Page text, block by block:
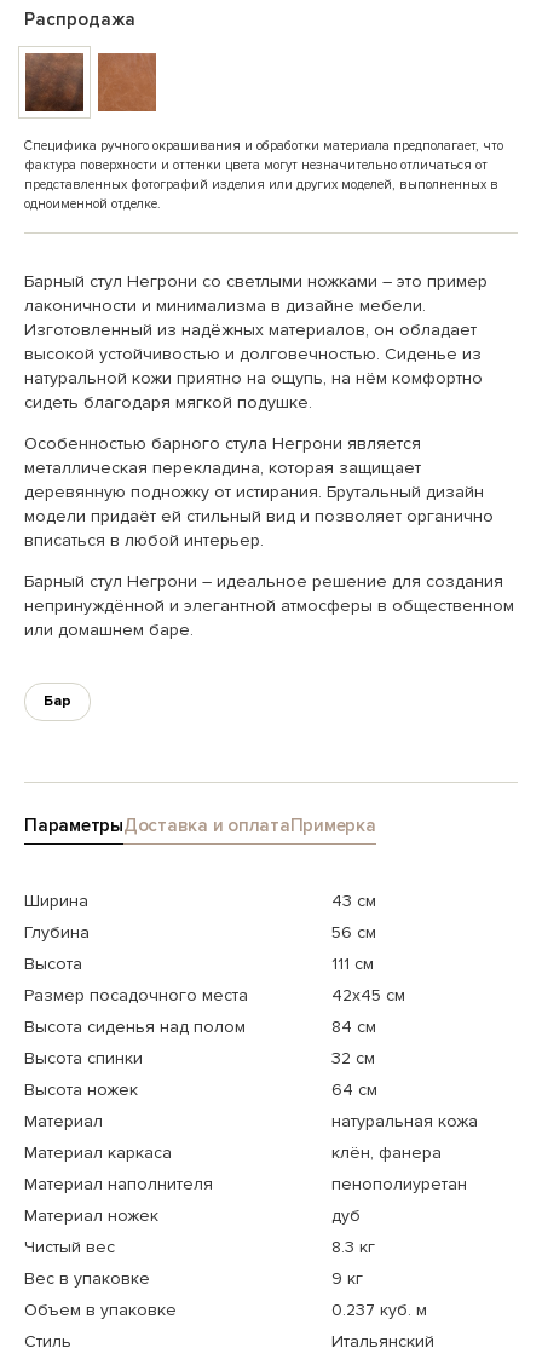
Распродажа
Специфика ручного окрашивания и обработки материала предполагает, что
фактура поверхности и оттенки цвета могут незначительно отличаться от
представленных фотографий изделия или других моделей, выполненных в
одноименной отделке.
Барный стул Негрони со светлыми ножками – это пример
лаконичности и минимализма в дизайне мебели.
Изготовленный из надёжных материалов, он обладает
высокой устойчивостью и долговечностью. Сиденье из
натуральной кожи приятно на ощупь, на нём комфортно
сидеть благодаря мягкой подушке.
Особенностью барного стула Негрони является
металлическая перекладина, которая защищает
деревянную подножку от истирания. Брутальный дизайн
модели придаёт ей стильный вид и позволяет органично
вписаться в любой интерьер.
Барный стул Негрони – идеальное решение для создания
непринуждённой и элегантной атмосферы в общественном
или домашнем баре.
Бар
ПараметрыДоставка и оплатаПримерка
Ширина
43 см
Глубина
56 см
Высота
111 см
Размер посадочного места
42x45 см
Высота сиденья над полом
84 см
Высота спинки
32 см
Высота ножек
64 см
Материал
натуральная кожа
Материал каркаса
клён, фанера
Материал наполнителя
пенополиуретан
Материал ножек
дуб
Чистый вес
8.3 кг
Вес в упаковке
9 кг
Объем в упаковке
0.237 куб. м
Стиль
Итальянский